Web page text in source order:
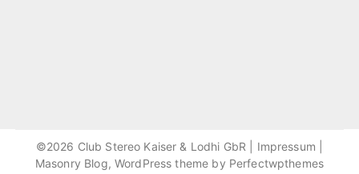
©2026 Club Stereo Kaiser & Lodhi GbR | Impressum
Masonry Blog, WordPress theme by Perfectwpthemes